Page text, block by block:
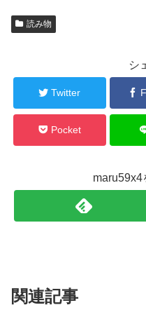
読み物
シ
Twitter
Pocket
maru59x4
関連記事